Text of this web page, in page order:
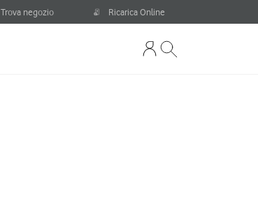
Trova negozio Ricarica Online